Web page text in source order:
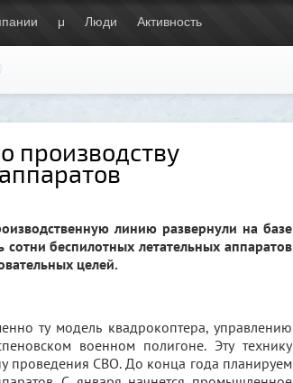
μ Люди Активность
производству
линию развернули на базе
беспилотных летательных аппаратов
целей.
ту модель квадрокоптера, управлению
военном полигоне. Эту технику
проведения СВО. До конца года планируем